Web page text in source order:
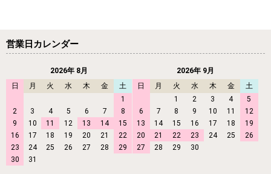
営業日カレンダー
2026年 8月
日
月 火 水 木 金
土
1
2
3 4 5 6 7
8
9
10 11 12 13 14
15
16
17 18 19 20 21
22
23
24 25 26 27 28
29
30
31
2026年 9月
日
月 火 水 木 金
土
1
2 3 4
5
6
7 8 9 10 11
12
13
14 15 16 17 18
19
20
21 22 23 24 25
26
27
28 29 30